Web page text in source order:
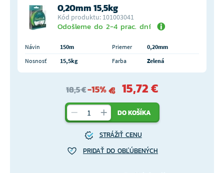
0,20mm 15,5kg
Kód produktu: 101003041
Odošleme do 2-4 prac. dní
Návin 150m Priemer
0,20mm
Nosnosť
15,5kg Farba Zelená
18,5 €-15% 15,72 €
DO KOŠÍKA
STRÁŽIŤ CENU
PRIDAŤ DO OBĽÚBENÝCH